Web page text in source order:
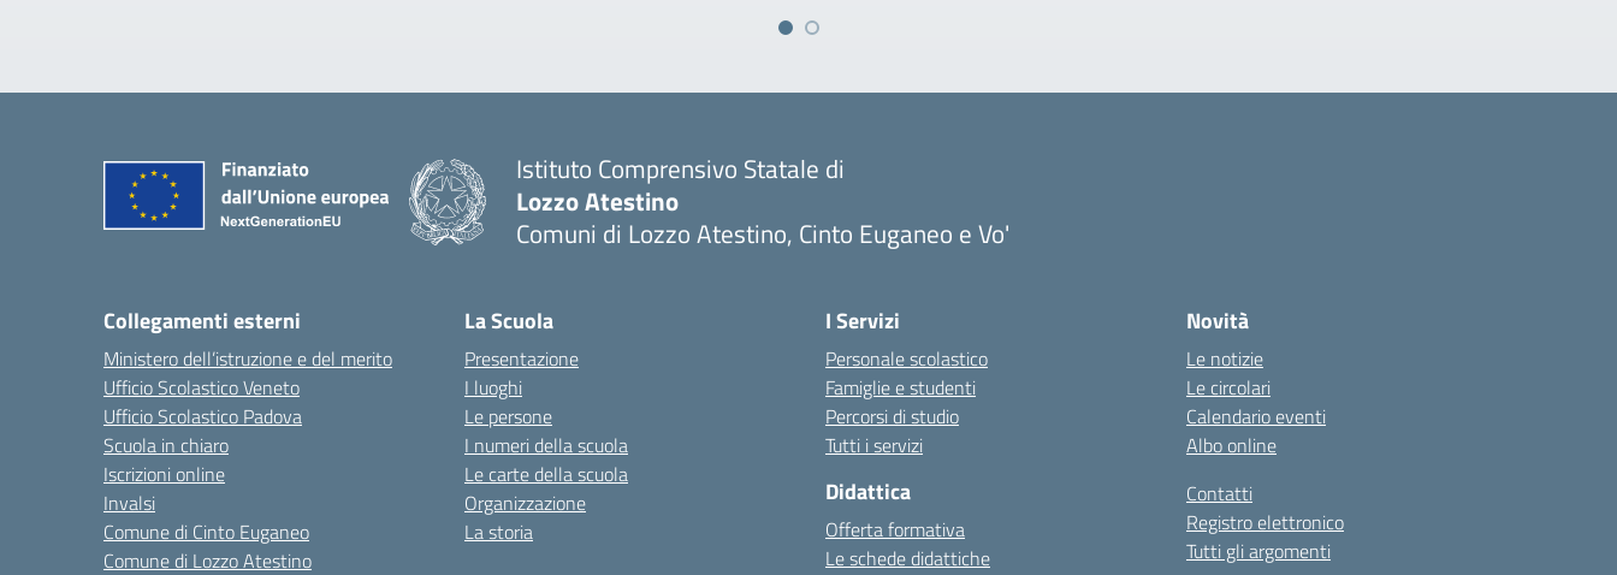
Istituto Comprensivo Statale di
Lozzo Atestino
Comuni di Lozzo Atestino, Cinto Euganeo e Vo'
Collegamenti esterni
Ministero dell’istruzione e del merito
Ufficio Scolastico Veneto
Ufficio Scolastico Padova
Scuola in chiaro
Iscrizioni online
Invalsi
Comune di Cinto Euganeo
Comune di Lozzo Atestino
La Scuola
Presentazione
I luoghi
Le persone
I numeri della scuola
Le carte della scuola
Organizzazione
La storia
I Servizi
Personale scolastico
Famiglie e studenti
Percorsi di studio
Tutti i servizi
Didattica
Offerta formativa
Le schede didattiche
Novità
Le notizie
Le circolari
Calendario eventi
Albo online
Contatti
Registro elettronico
Tutti gli argomenti